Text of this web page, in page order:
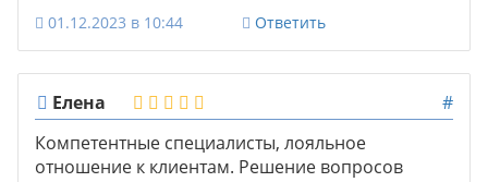
01.12.2023 в 10:44 Ответить
Елена
#
Компетентные специалисты, лояльное
отношение к клиентам. Решение вопросов